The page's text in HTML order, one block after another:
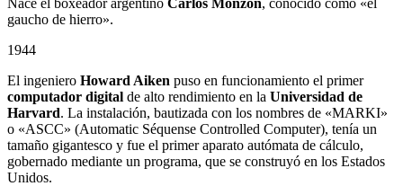
gaucho de hierro».
1944
El ingeniero Howard Aiken puso en funcionamiento el primer
computador digital de alto rendimiento en la Universidad de
Harvard. La instalación, bautizada con los nombres de «MARKI»
o «ASCC» (Automatic Séquense Controlled Computer), tenía un
tamaño gigantesco y fue el primer aparato autómata de cálculo,
gobernado mediante un programa, que se construyó en los Estados
Unidos.